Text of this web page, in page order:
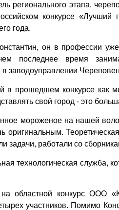
регионального этапа,
конкурсе
года.
он в профессии
последнее время
заводоуправлении
в прошедшем конкурсе как
свой город - это
мороженое на нашей
оригинальным.
задачи, работали со
технологическая служба,
на областной конкурс ООО
участников. Помимо